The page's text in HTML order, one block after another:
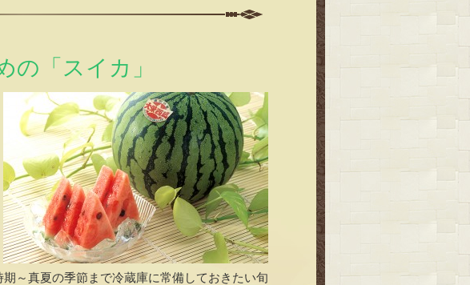
の「スイカ」
～真夏の季節まで冷蔵庫に常備しておきたい旬